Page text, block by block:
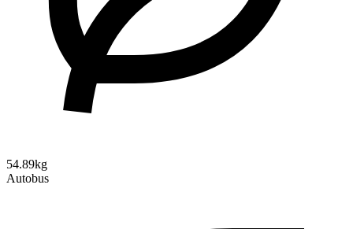
54.89kg
Autobus